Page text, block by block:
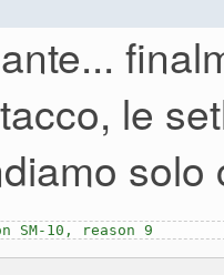
3 is the fifth
our vision
le
SM-10, reason 9